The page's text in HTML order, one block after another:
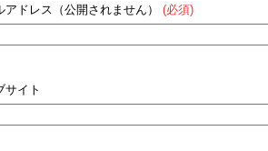
アドレス（公開されません） (必須)
サイト